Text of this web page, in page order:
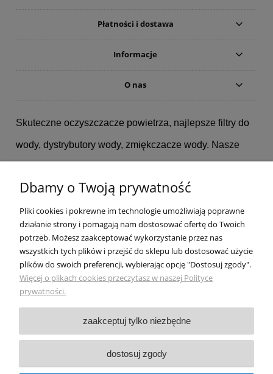
Płatności i dostawa
Informacje
O nas
Skuteczne oczyszczacze powietrza, najlepsze filtry do
wody, dystrybutory wody, zmiękczacze wody. Nasze
Miraqua, PHILIPS,Coway,Ecowater,BWT
BorgandOverstrom ,Blueair,John Guest, Kuna
IDEAL, 3M , BRITA AQUAPHOR
Aarke,Ecosoft,Wessper.
Showroom: Bielsko-Biała ul. Krakowska 367. Telefony:
pokaż pełną wersję strony
NASZE ODZNAKI
Dbamy o Twoją prywatność
Pliki cookies i pokrewne im technologie umożliwiają poprawne
działanie strony i pomagają nam dostosować ofertę do Twoich
potrzeb. Możesz zaakceptować wykorzystanie przez nas
wszystkich tych plików i przejść do sklepu lub dostosować użycie
plików do swoich preferencji, wybierając opcję "Dostosuj zgody".
Więcej o plikach cookies przeczytasz w naszej Polityce
prywatności.
zaakceptuj tylko niezbędne
dostosuj zgody